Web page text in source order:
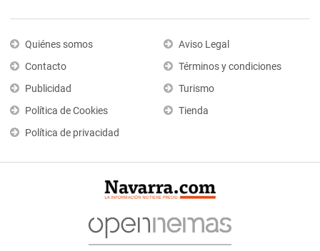
Quiénes somos
Contacto
Publicidad
Política de Cookies
Política de privacidad
Aviso Legal
Términos y condiciones
Turismo
Tienda